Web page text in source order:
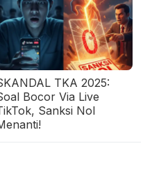
TKA 2025:
Bocor Via Live
Sanksi Nol